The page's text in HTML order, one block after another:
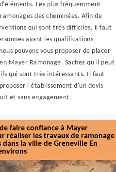
Les plus fréquemment
des cheminées. Afin de
qui sont très difficiles, il faut
ayant les qualifications
pouvons vous proposer de placer
Mayer Ramonage. Sachez qu'il peut
qui sont très intéressants. Il faut
l'établissement d'un devis
et sans engagement.
de faire confiance à Mayer
réaliser les travaux de ramonage
dans la ville de Greneville En